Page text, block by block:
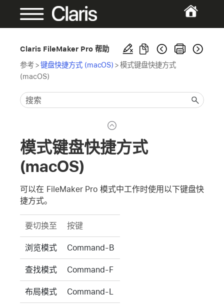
Claris FileMaker Pro 帮助
参考>键盘快捷方式 (macOS) >模式键盘快捷方式
(macOS)
模式键盘快捷方式
(macOS)
可以在 FileMaker Pro 模式中工作时使用以下键盘快
捷方式。
要切换至 按键
浏览模式 Command-B
查找模式 Command-F
布局模式 Command-L